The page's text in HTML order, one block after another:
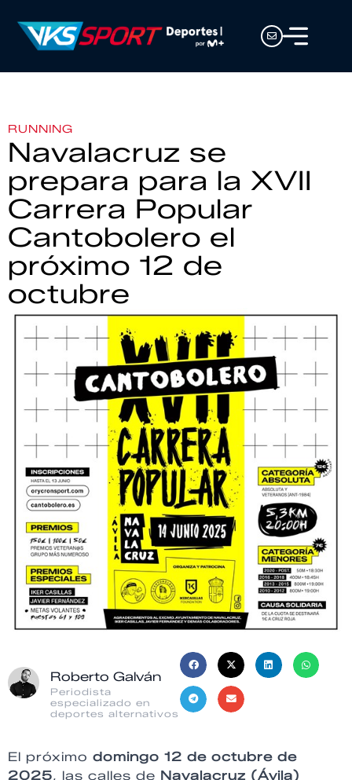
RUNNING
Navalacruz se
prepara para la XVII
Carrera Popular
Cantobolero el
próximo 12 de
octubre
Roberto Galván
Periodista
especializado en
deportes alternativos
El próximo domingo 12 de octubre de
2025, las calles de Navalacruz (Ávila)